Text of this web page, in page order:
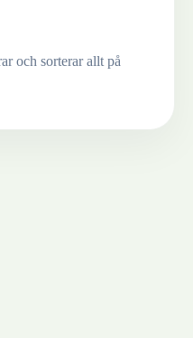
och sorterar allt på